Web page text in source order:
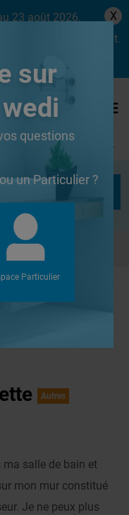
23 août 2026.
dès le lundi 24 août.
X
Se connecter
serviette
Autres
salle de bain et
mon mur constitué
Je ne peux plus
sur
questions
un Particulier ?
Particulier